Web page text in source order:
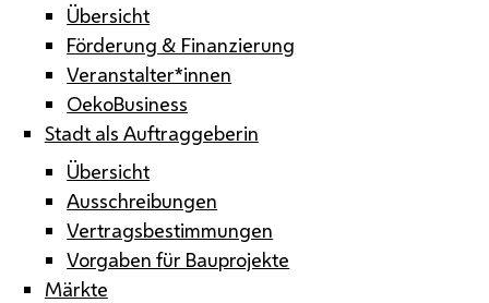
Übersicht
Förderung & Finanzierung
Veranstalter*innen
OekoBusiness
Stadt als Auftraggeberin
Übersicht
Ausschreibungen
Vertragsbestimmungen
Vorgaben für Bauprojekte
Märkte